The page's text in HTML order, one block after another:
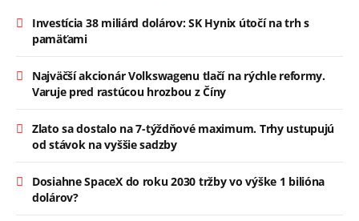
Investícia 38 miliárd dolárov: SK Hynix útočí na trh s
pamäťami
Najväčší akcionár Volkswagenu tlačí na rýchle reformy.
Varuje pred rastúcou hrozbou z Číny
Zlato sa dostalo na 7-týždňové maximum. Trhy ustupujú
od stávok na vyššie sadzby
Dosiahne SpaceX do roku 2030 tržby vo výške 1 bilióna
dolárov?